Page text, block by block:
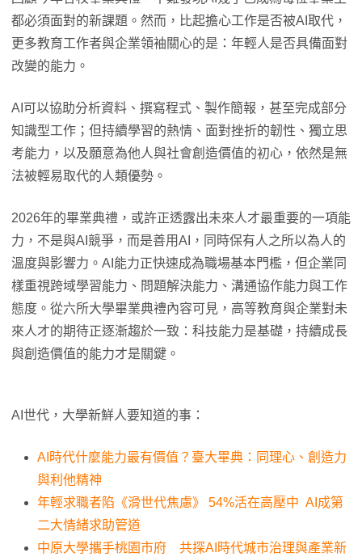
都必須面對的新課題。然而，比起擔心工作是否被AI取代，
更多教育工作者與企業領袖關心的是：年輕人是否具備面對
改變的能力。
AI可以協助分析資料、撰寫程式、製作簡報，甚至完成部分
知識型工作；但持續學習的熱情、面對挫折的韌性、獨立思
考能力，以及願意為他人與社會創造價值的初心，依然是無
法被輕易取代的人類優勢。
2026年的畢業典禮，或許正透露出未來人才最重要的一項能
力，不是與AI競爭，而是善用AI，同時保有人之所以為人的
溫度與影響力。AI能力正快速成為職場基本門檻，但企業同
樣重視跨域學習能力、問題解決能力、溝通協作能力與工作
態度。從六所大學畢業典禮內容可見，高等教育與企業對未
來人才的期待正逐漸趨於一致：科技能力是基礎，持續成長
與創造價值的能力才是關鍵。
AI世代，大學新鮮人要知道的事：
AI時代什麼能力最有價值？臺大畢典：同理心、創造力
與利他精神
年輕求職者陷《滑世代焦慮》 54%活在高壓中 AI成第
二大情緒求助管道
中原大學攜手桃園市府 共探AI時代城市治理與產業新